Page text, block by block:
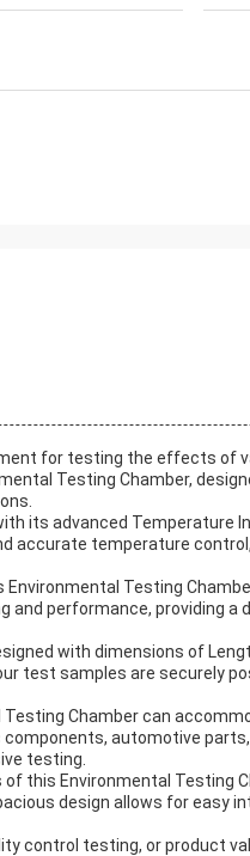
for testing the effects of
Testing Chamber,
its advanced Temperature
accurate temperature
Testing
performance, providing a
with dimensions of
test samples are securely
Chamber can
automotive
testing.
this Environmental Testing
design allows for easy
control testing, or product